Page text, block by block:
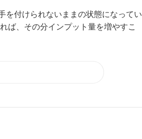
を付けられないままの状態になってい
ば、その分インプット量を増やすこ